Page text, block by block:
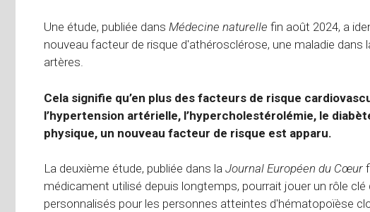
Une étude, publiée dans Médecine naturelle fin août 2024, a
nouveau facteur de risque d'athérosclérose, une maladie
artères.
Cela signifie qu’en plus des facteurs de risque
l’hypertension artérielle, l’hypercholestérolémie, le
physique, un nouveau facteur de risque est apparu.
La deuxième étude, publiée dans la Journal Européen du Cœur
médicament utilisé depuis longtemps, pourrait jouer un rôle
personnalisés pour les personnes atteintes d'hématopoïèse